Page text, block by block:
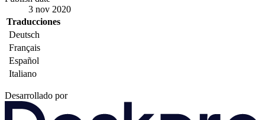
3 nov 2020
Traducciones
Deutsch
Français
Español
Italiano
Desarrollado por